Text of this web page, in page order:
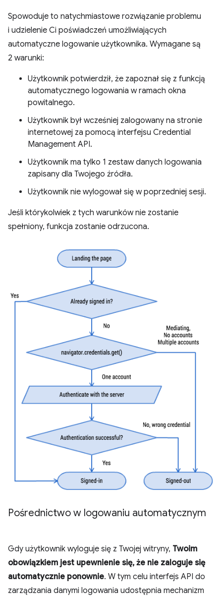
Spowoduje to natychmiastowe rozwiązanie problemu
i udzielenie Ci poświadczeń umożliwiających
automatyczne logowanie użytkownika. Wymagane są
2 warunki:
Użytkownik potwierdził, że zapoznał się z funkcją
automatycznego logowania w ramach okna
powitalnego.
Użytkownik był wcześniej zalogowany na stronie
internetowej za pomocą interfejsu Credential
Management API.
Użytkownik ma tylko 1 zestaw danych logowania
zapisany dla Twojego źródła.
Użytkownik nie wylogował się w poprzedniej sesji.
Jeśli którykolwiek z tych warunków nie zostanie
spełniony, funkcja zostanie odrzucona.
Pośrednictwo w logowaniu automatycznym
Gdy użytkownik wyloguje się z Twojej witryny, Twoim
obowiązkiem jest upewnienie się, że nie zaloguje się
automatycznie ponownie. W tym celu interfejs API do
zarządzania danymi logowania udostępnia mechanizm